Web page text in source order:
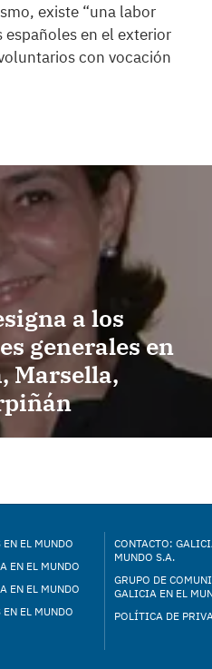
existe “una labor
españoles en el exterior
con vocación
a los
generales en
Marsella,
EL MUNDO
EN EL MUNDO
EN EL MUNDO
EN EL MUNDO
CONTACTO:
MUNDO S.A.
GRUPO DE
GALICIA EN EL
POLÍTICA DE